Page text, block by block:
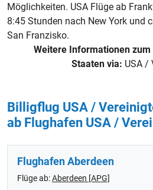
Möglichkeiten. USA Flüge ab
8:45 Stunden nach New York und
San Franzisko.
Weitere Informationen
Staaten via: USA /
Billigflug USA /
ab Flughafen USA /
Flughafen Aberdeen
Flüge ab:Aberdeen [APG]